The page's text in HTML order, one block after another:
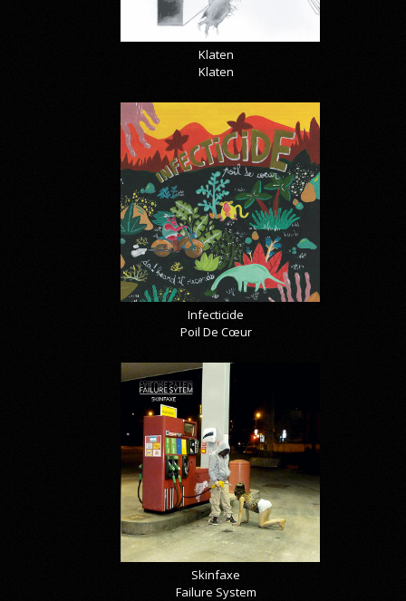
Klaten
Klaten
Infecticide
Poil De Cœur
Skinfaxe
Failure System